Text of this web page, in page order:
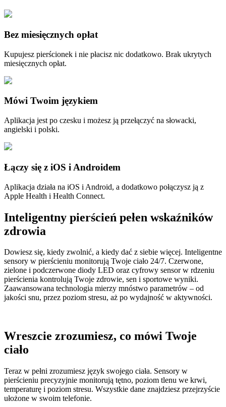
Bez miesięcznych opłat
Kupujesz pierścionek i nie płacisz nic dodatkowo. Brak ukrytych
miesięcznych opłat.
Mówi Twoim językiem
Aplikacja jest po czesku i możesz ją przełączyć na słowacki,
angielski i polski.
Łączy się z iOS i Androidem
Aplikacja działa na iOS i Android, a dodatkowo połączysz ją z
Apple Health i Health Connect.
Inteligentny pierścień pełen wskaźników
zdrowia
Dowiesz się, kiedy zwolnić, a kiedy dać z siebie więcej. Inteligentne
sensory w pierścieniu monitorują Twoje ciało 24/7. Czerwone,
zielone i podczerwone diody LED oraz cyfrowy sensor w rdzeniu
pierścienia kontrolują Twoje zdrowie, sen i sportowe wyniki.
Zaawansowana technologia mierzy mnóstwo parametrów – od
jakości snu, przez poziom stresu, aż po wydajność w aktywności.
Wreszcie zrozumiesz, co mówi Twoje
ciało
Teraz w pełni zrozumiesz język swojego ciała. Sensory w
pierścieniu precyzyjnie monitorują tętno, poziom tlenu we krwi,
temperaturę i poziom stresu. Wszystkie dane znajdziesz przejrzyście
ułożone w swoim telefonie.